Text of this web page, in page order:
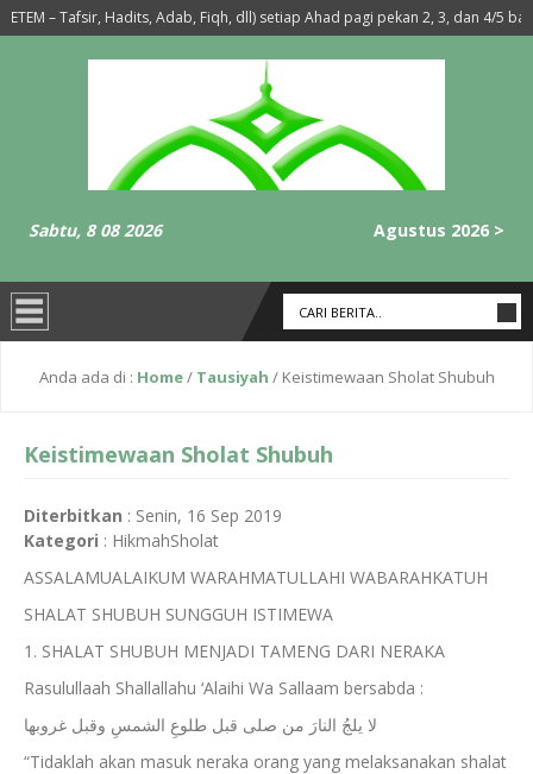
Tafsir, Hadits, Adab, Fiqh, dll) setiap Ahad pagi pekan 2, 3, dan 4/5 ba’da
Sabtu, 8 08 2026 Agustus 2026 >
Anda ada di : Home/ Tausiyah / Keistimewaan Sholat Shubuh
Keistimewaan Sholat Shubuh
Diterbitkan : Senin, 16 Sep 2019
Kategori : HikmahSholat
ASSALAMUALAIKUM WARAHMATULLAHI WABARAHKATUH
SHALAT SHUBUH SUNGGUH ISTIMEWA
1. SHALAT SHUBUH MENJADI TAMENG DARI NERAKA
Rasulullaah Shallallahu ‘Alaihi Wa Sallaam bersabda :
لا يلجُ النارَ من صلى قبل طلوعِ الشمسِ وقبل غروبها
“Tidaklah akan masuk neraka orang yang melaksanakan shalat